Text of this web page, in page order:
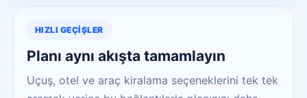
HIZLI GEÇIŞLER
Planı aynı akışta tamamlayın
Uçuş, otel ve araç kiralama seçeneklerini tek tek